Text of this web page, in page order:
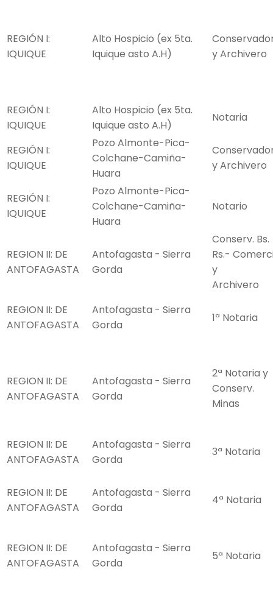
REGIÓN I:
IQUIQUE
Alto Hospicio (ex 5ta.
Iquique asto A.H)
y Archivero
REGIÓN I:
IQUIQUE
Alto Hospicio (ex 5ta.
Iquique asto A.H)
Notaria
REGIÓN I:
IQUIQUE
Pozo Almonte-Pica-
Colchane-Camiña-
Huara
y Archivero
REGIÓN I:
IQUIQUE
Pozo Almonte-Pica-
Colchane-Camiña-
Huara
Notario
REGION II: DE
ANTOFAGASTA
Antofagasta - Sierra
Gorda
Conserv. Bs.
Rs.-
y
Archivero
REGION II: DE
ANTOFAGASTA
Antofagasta - Sierra
Gorda
1ª Notaria
REGION II: DE
ANTOFAGASTA
Antofagasta - Sierra
Gorda
2ª Notaria y
Conserv.
Minas
REGION II: DE
ANTOFAGASTA
Antofagasta - Sierra
Gorda
3ª Notaria
REGION II: DE
ANTOFAGASTA
Antofagasta - Sierra
Gorda
4ª Notaria
REGION II: DE
ANTOFAGASTA
Antofagasta - Sierra
Gorda
5ª Notaria